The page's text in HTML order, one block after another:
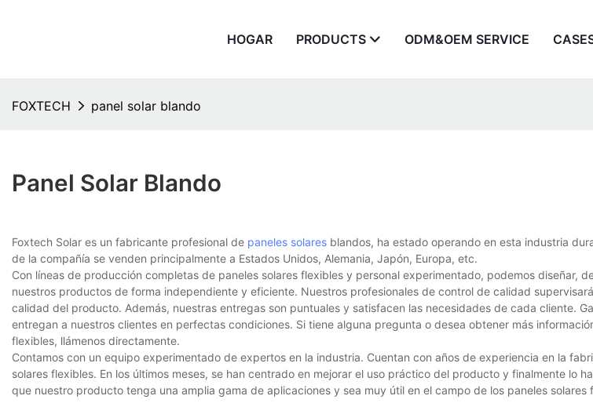
HOGAR PRODUCTS ODM&OEM SERVICE
FOXTECH panel solar blando
Panel Solar Blando
Foxtech Solar es un fabricante profesional de paneles solares blandos, ha estado operando en esta industria
de la compañía se venden principalmente a Estados Unidos, Alemania, Japón, Europa, etc.
Con líneas de producción completas de paneles solares flexibles y personal experimentado, podemos diseñar,
nuestros productos de forma independiente y eficiente. Nuestros profesionales de control de calidad
calidad del producto. Además, nuestras entregas son puntuales y satisfacen las necesidades de cada cliente.
entregan a nuestros clientes en perfectas condiciones. Si tiene alguna pregunta o desea obtener más
flexibles, llámenos directamente.
Contamos con un equipo experimentado de expertos en la industria. Cuentan con años de experiencia en la
solares flexibles. En los últimos meses, se han centrado en mejorar el uso práctico del producto y finalmente lo
que nuestro producto tenga una amplia gama de aplicaciones y sea muy útil en el campo de los paneles solares